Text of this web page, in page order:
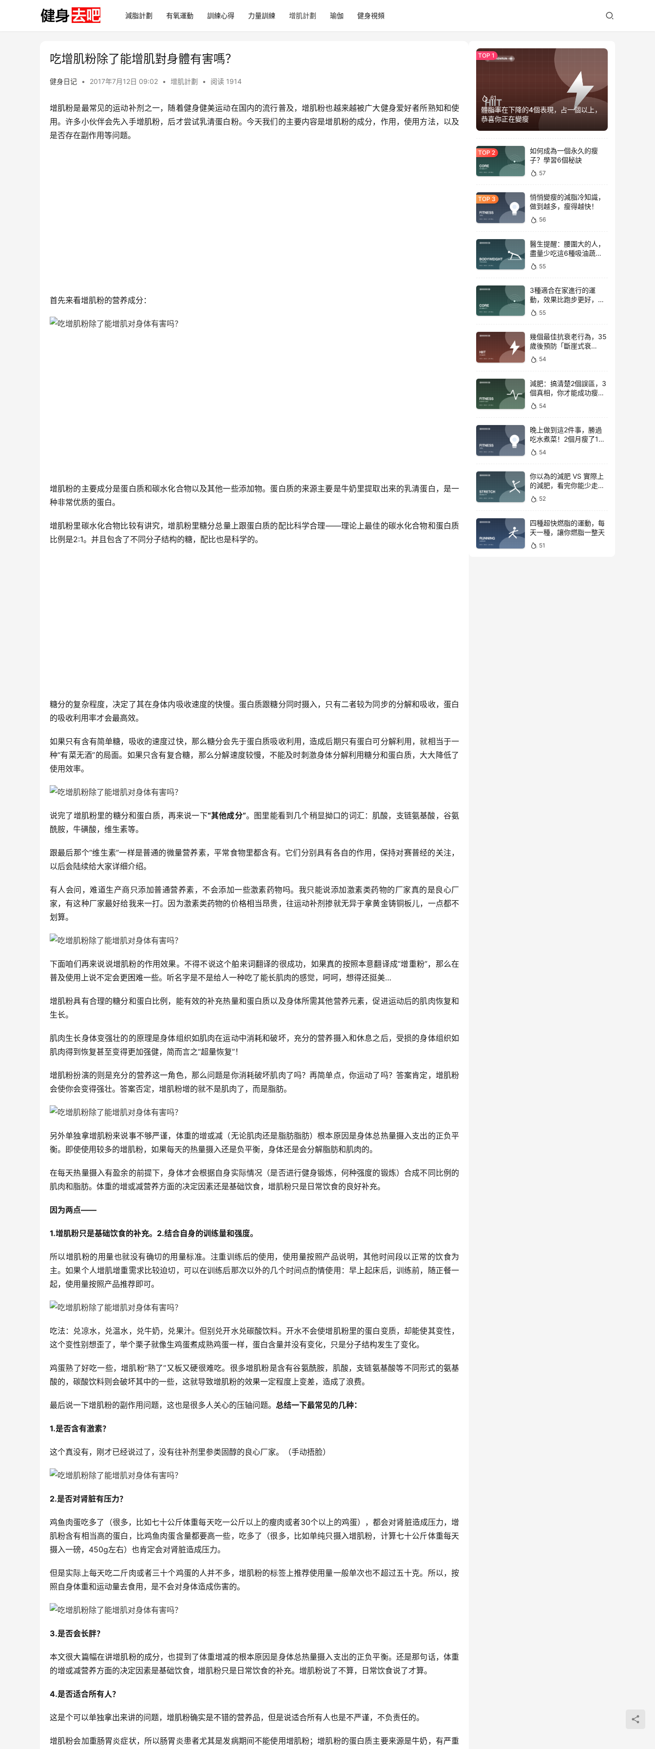
減脂計劃 有氧運動 訓練心得 力量訓練 增肌計劃 瑜伽 健身視頻
吃增肌粉除了能增肌對身體有害嗎？
健身日记 • 2017年7月12日 09:02 • 增肌計劃 • 阅读 1914
增肌粉是最常见的运动补剂之一，随着健身健美运动在国内的流行普及，增肌粉也越来越被广大健身爱好者所熟知和使
用。许多小伙伴会先入手增肌粉，后才尝试乳清蛋白粉。今天我们的主要内容是增肌粉的成分，作用，使用方法，以及
是否存在副作用等问题。
首先来看增肌粉的营养成分：
增肌粉的主要成分是蛋白质和碳水化合物以及其他一些添加物。蛋白质的来源主要是牛奶里提取出来的乳清蛋白，是一
种非常优质的蛋白。
增肌粉里碳水化合物比较有讲究，增肌粉里糖分总量上跟蛋白质的配比科学合理——理论上最佳的碳水化合物和蛋白质
比例是2:1。并且包含了不同分子结构的糖，配比也是科学的。
糖分的复杂程度，决定了其在身体内吸收速度的快慢。蛋白质跟糖分同时摄入，只有二者较为同步的分解和吸收，蛋白
的吸收利用率才会最高效。
如果只有含有简单糖，吸收的速度过快，那么糖分会先于蛋白质吸收利用，造成后期只有蛋白可分解利用，就相当于一
种“有菜无酒”的局面。如果只含有复合糖，那么分解速度较慢，不能及时刺激身体分解利用糖分和蛋白质，大大降低了
使用效率。
说完了增肌粉里的糖分和蛋白质，再来说一下“其他成分”。图里能看到几个稍显拗口的词汇：肌酸，支链氨基酸，谷氨
酰胺，牛磺酸，维生素等。
跟最后那个“维生素”一样是普通的微量营养素，平常食物里都含有。它们分别具有各自的作用，保持对赛普经的关注，
以后会陆续给大家详细介绍。
有人会问，难道生产商只添加普通营养素，不会添加一些激素药物吗。我只能说添加激素类药物的厂家真的是良心厂
家，有这种厂家最好给我来一打。因为激素类药物的价格相当昂贵，往运动补剂掺就无异于拿黄金铸铜板儿，一点都不
划算。
下面咱们再来说说增肌粉的作用效果。不得不说这个舶来词翻译的很成功，如果真的按照本意翻译成“增重粉”，那么在
普及使用上说不定会更困难一些。听名字是不是给人一种吃了能长肌肉的感觉，呵呵，想得还挺美…
增肌粉具有合理的糖分和蛋白比例，能有效的补充热量和蛋白质以及身体所需其他营养元素，促进运动后的肌肉恢复和
生长。
肌肉生长身体变强壮的的原理是身体组织如肌肉在运动中消耗和破坏，充分的营养摄入和休息之后，受损的身体组织如
肌肉得到恢复甚至变得更加强健，简而言之“超量恢复”！
增肌粉扮演的则是充分的营养这一角色，那么问题是你消耗破坏肌肉了吗？再简单点，你运动了吗？答案肯定，增肌粉
会使你会变得强壮。答案否定，增肌粉增的就不是肌肉了，而是脂肪。
另外单独拿增肌粉来说事不够严谨，体重的增或减（无论肌肉还是脂肪脂肪）根本原因是身体总热量摄入支出的正负平
衡。即使使用较多的增肌粉，如果每天的热量摄入还是负平衡，身体还是会分解脂肪和肌肉的。
在每天热量摄入有盈余的前提下，身体才会根据自身实际情况（是否进行健身锻炼，何种强度的锻炼）合成不同比例的
肌肉和脂肪。体重的增或减营养方面的决定因素还是基础饮食，增肌粉只是日常饮食的良好补充。
因为两点——
1.增肌粉只是基础饮食的补充。2.结合自身的训练量和强度。
所以增肌粉的用量也就没有确切的用量标准。注重训练后的使用，使用量按照产品说明，其他时间段以正常的饮食为
主。如果个人增肌增重需求比较迫切，可以在训练后那次以外的几个时间点酌情使用：早上起床后，训练前，随正餐一
起，使用量按照产品推荐即可。
吃法：兑凉水，兑温水，兑牛奶，兑果汁。但别兑开水兑碳酸饮料。开水不会使增肌粉里的蛋白变质，却能使其变性，
这个变性别想歪了，举个栗子就像生鸡蛋煮成熟鸡蛋一样，蛋白含量并没有变化，只是分子结构发生了变化。
鸡蛋熟了好吃一些，增肌粉“熟了”又板又硬很难吃。很多增肌粉是含有谷氨酰胺，肌酸，支链氨基酸等不同形式的氨基
酸的，碳酸饮料则会破坏其中的一些，这就导致增肌粉的效果一定程度上变差，造成了浪费。
最后说一下增肌粉的副作用问题，这也是很多人关心的压轴问题。 总结一下最常见的几种：
1.是否含有激素？
这个真没有，刚才已经说过了，没有往补剂里参类固醇的良心厂家。（手动捂脸）
2.是否对肾脏有压力？
鸡鱼肉蛋吃多了（很多，比如七十公斤体重每天吃一公斤以上的瘦肉或者30个以上的鸡蛋），都会对肾脏造成压力，增
肌粉含有相当高的蛋白，比鸡鱼肉蛋含量都要高一些，吃多了（很多，比如单纯只摄入增肌粉，计算七十公斤体重每天
摄入一磅，450g左右）也肯定会对肾脏造成压力。
但是实际上每天吃二斤肉或者三十个鸡蛋的人并不多，增肌粉的标签上推荐使用量一般单次也不超过五十克。所以，按
照自身体重和运动量去食用，是不会对身体造成伤害的。
3.是否会长胖？
本文很大篇幅在讲增肌粉的成分，也提到了体重增减的根本原因是身体总热量摄入支出的正负平衡。还是那句话，体重
的增或减营养方面的决定因素是基础饮食，增肌粉只是日常饮食的补充。增肌粉说了不算，日常饮食说了才算。
4.是否适合所有人？
这是个可以单独拿出来讲的问题，增肌粉确实是不错的营养品，但是说适合所有人也是不严谨，不负责任的。
增肌粉会加重肠胃炎症状，所以肠胃炎患者尤其是发病期间不能使用增肌粉；增肌粉的蛋白质主要来源是牛奶，有严重
61
體脂率在下降的4個表現，占一個以上，
恭喜你正在變瘦
如何成為一個永久的瘦
子？學習6個秘訣
57
悄悄變瘦的減脂冷知識，
做到越多，瘦得越快！
56
醫生提醒：腰圍大的人，
盡量少吃這6種吸油蔬
菜！55
3種適合在家進行的運
動，效果比跑步更好，是
公認的脂肪殺手！
55
幾個最佳抗衰老行為，35
歲後預防「斷崖式衰
老」！
54
減肥：搞清楚2個誤區，3
個真相，你才能成功瘦下
來！54
晚上做到這2件事，勝過
吃水煮菜！2個月瘦了15
斤，腰圍下降6cm
54
你以為的減肥 VS 實際上
的減肥，看完你能少走彎
路
52
四種超快燃脂的運動，每
天一種，讓你燃脂一整天
51